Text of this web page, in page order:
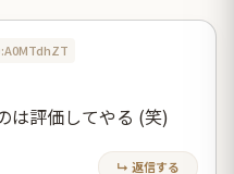
は評価してやる (笑)
↳ 返信する